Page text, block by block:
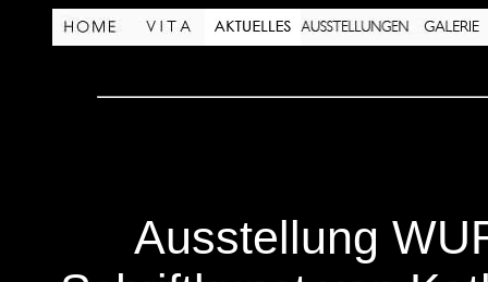
Ausstellung